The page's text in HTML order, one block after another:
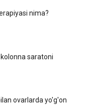
nima?
saratoni
ovarlarda yo'g'on